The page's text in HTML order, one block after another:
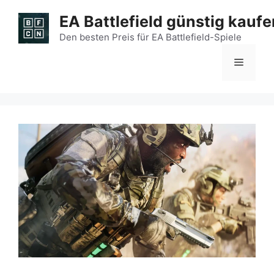
Inhalt
springen
EA Battlefield günstig
Den besten Preis für EA Battlefield-Spiele
Menü